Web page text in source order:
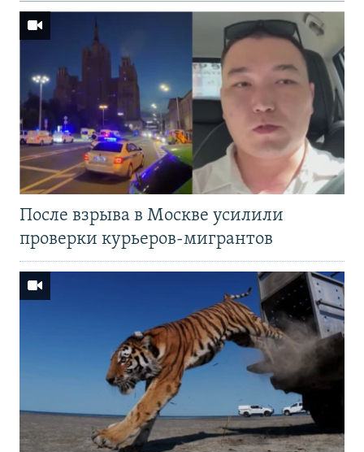
После взрыва в Москве усилили
проверки курьеров-мигрантов